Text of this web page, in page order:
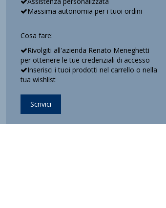
Massima autonomia per i tuoi ordini
Cosa fare:
Rivolgiti all'azienda Renato Meneghetti
per ottenere le tue credenziali di accesso
Inserisci i tuoi prodotti nel carrello o nella
tua wishlist
Scrivici